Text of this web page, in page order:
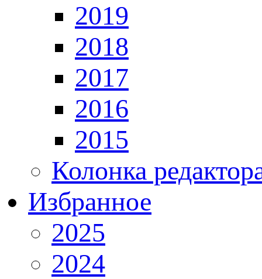
2019
2018
2017
2016
2015
Колонка
Избранное
2025
2024